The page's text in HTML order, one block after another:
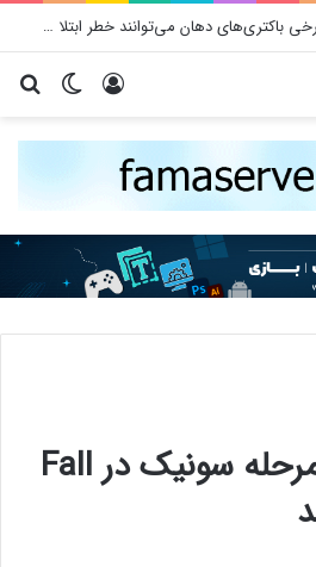
کشف جدید دانشمندان: برخی باکتری‌های دهان می‌توانند خطر ابتلا به آلزایمر را افزایش دهند
تغییر ورود
اولین ویدئو از مرحله سونیک در Fall